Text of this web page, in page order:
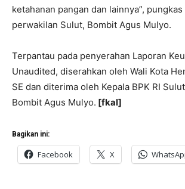
ketahanan pangan dan lainnya”, pungkas
perwakilan Sulut, Bombit Agus Mulyo.
Terpantau pada penyerahan Laporan
Unaudited, diserahkan oleh Wali Kota
SE dan diterima oleh Kepala BPK RI
Bombit Agus Mulyo. [fkal]
Bagikan ini:
Facebook X